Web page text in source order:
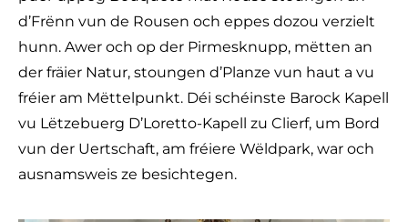
d’Frënn vun de Rousen och eppes dozou verzielt
hunn. Awer och op der Pirmesknupp, mëtten an
der fräier Natur, stoungen d’Planze vun haut a vu
fréier am Mëttelpunkt. Déi schéinste Barock Kapell
vu Lëtzebuerg D’Loretto-Kapell zu Clierf, um Bord
vun der Uertschaft, am fréiere Wëldpark, war och
ausnamsweis ze besichtegen.